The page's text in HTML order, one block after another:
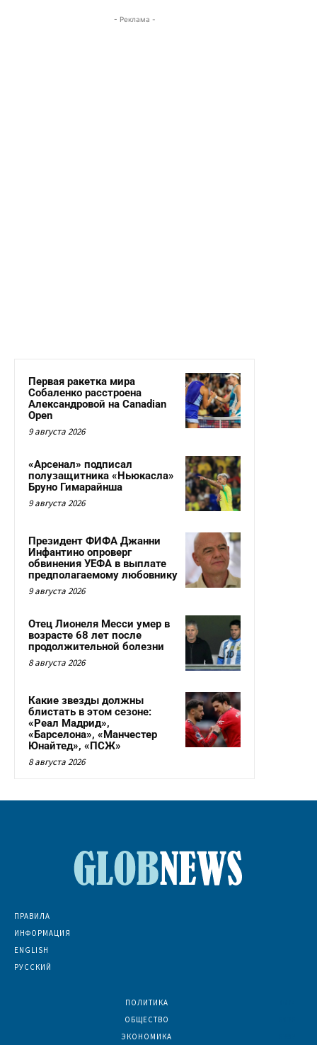
- Реклама -
Первая ракетка мира
Собаленко расстроена
Александровой на Canadian
Open
9 августа 2026
«Арсенал» подписал
полузащитника «Ньюкасла»
Бруно Гимарайнша
9 августа 2026
Президент ФИФА Джанни
Инфантино опроверг
обвинения УЕФА в выплате
предполагаемому любовнику
9 августа 2026
Отец Лионеля Месси умер в
возрасте 68 лет после
продолжительной болезни
8 августа 2026
Какие звезды должны
блистать в этом сезоне:
«Реал Мадрид»,
«Барселона», «Манчестер
Юнайтед», «ПСЖ»
8 августа 2026
ПРАВИЛА
ИНФОРМАЦИЯ
ENGLISH
РУССКИЙ
ПОЛИТИКА
ОБЩЕСТВО
ЭКОНОМИКА